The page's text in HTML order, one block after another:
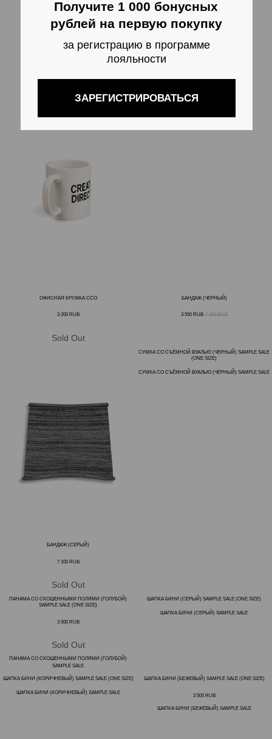
ШИВОРОТ (ЧЕРНЫЙ) ОФИСНАЯ КРУЖКА CEO
ОФИСНАЯ КРУЖКА CCO
3 200 RUB
БАНДАЖ (ЧЕРНЫЙ)
3 550 RUB 7 100 RUB
БАНДАЖ (СЕРЫЙ)
7 100 RUB
СУМКА СО СЪЁМНОЙ ВУАЛЬЮ (ЧЕРНЫЙ) SAMPLE SALE
(ONE SIZE)
СУМКА СО СЪЁМНОЙ ВУАЛЬЮ (ЧЕРНЫЙ) SAMPLE SALE
ПАНАМА СО СКОШЕННЫМИ ПОЛЯМИ (ГОЛУБОЙ)
SAMPLE SALE (ONE SIZE)
3 500 RUB
ПАНАМА СО СКОШЕННЫМИ ПОЛЯМИ (ГОЛУБОЙ)
SAMPLE SALE
ШАПКА БИНИ (СЕРЫЙ) SAMPLE SALE (ONE SIZE)
ШАПКА БИНИ (СЕРЫЙ) SAMPLE SALE
ШАПКА БИНИ (КОРИЧНЕВЫЙ) SAMPLE SALE (ONE SIZE)
ШАПКА БИНИ (КОРИЧНЕВЫЙ) SAMPLE SALE
ШАПКА БИНИ (БЕЖЕВЫЙ) SAMPLE SALE (ONE SIZE)
3 500 RUB
ШАПКА БИНИ (БЕЖЕВЫЙ) SAMPLE SALE